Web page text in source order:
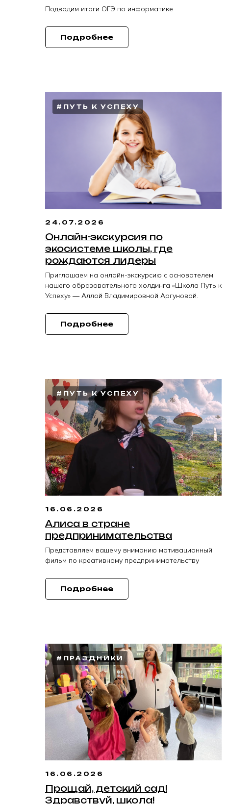
Подводим итоги ОГЭ по информатике
Подробнее
#ПУТЬ К УСПЕХУ
24.07.2026
Онлайн-экскурсия по
экосистеме школы, где
рождаются лидеры
Приглашаем на онлайн-экскурсию с основателем
нашего образовательного холдинга «Школа Путь к
Успеху» — Аллой Владимировной Аргуновой.
Подробнее
#ПУТЬ К УСПЕХУ
16.06.2026
Алиса в стране
предпринимательства
Представляем вашему вниманию мотивационный
фильм по креативному предпринимательству
Подробнее
#ПРАЗДНИКИ
16.06.2026
Прощай, детский сад!
Здравствуй, школа!